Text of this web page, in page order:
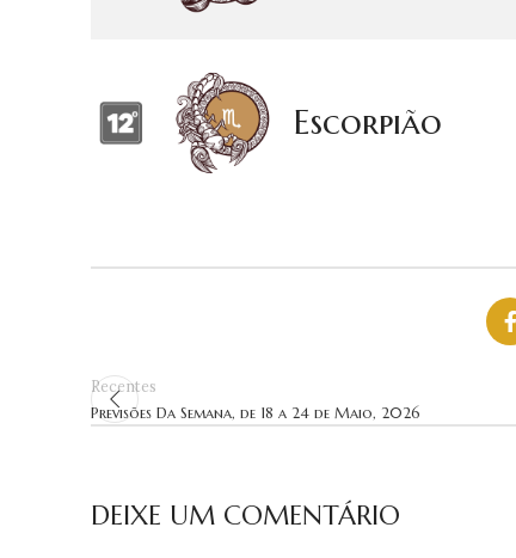
Escorpião
Recentes
Previsões Da Semana, de 18 a 24 de Maio, 2026
DEIXE UM COMENTÁRIO